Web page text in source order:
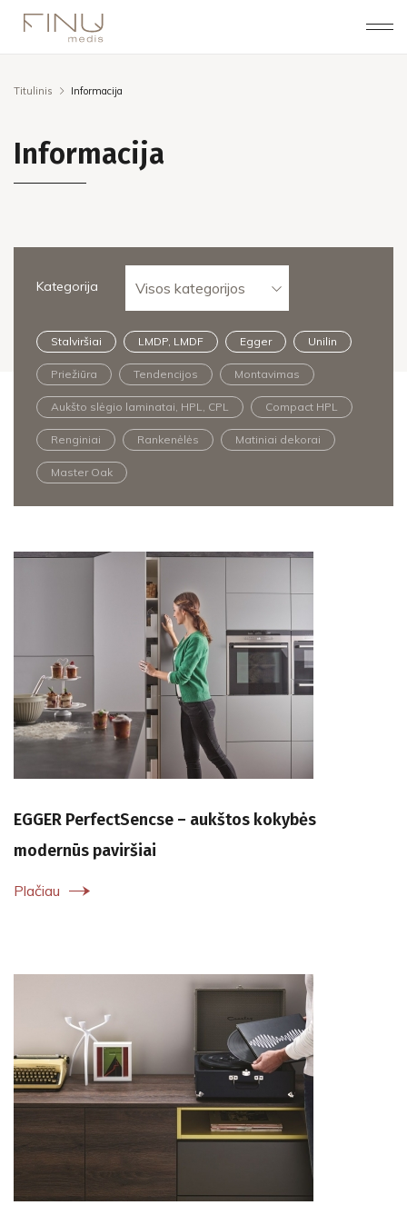
Titulinis Informacija
Informacija
Kategorija Visos kategorijos
Stalviršiai LMDP, LMDF Egger Unilin
Priežiūra Tendencijos Montavimas
Aukšto slėgio laminatai, HPL, CPL Compact HPL
Renginiai Rankenėlės Matiniai dekorai
Master Oak
EGGER PerfectSencse – aukštos kokybės
modernūs paviršiai
Plačiau